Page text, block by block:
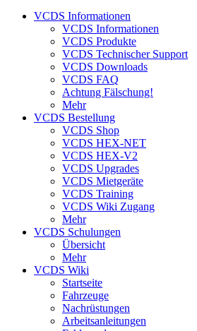
VCDS Informationen
VCDS Informationen
VCDS Produkte
VCDS Technischer Support
VCDS Downloads
VCDS FAQ
Achtung Fälschung!
Mehr
VCDS Bestellung
VCDS Shop
VCDS HEX-NET
VCDS HEX-V2
VCDS Upgrades
VCDS Mietgeräte
VCDS Training
VCDS Wiki Zugang
Mehr
VCDS Schulungen
Übersicht
Mehr
VCDS Wiki
Startseite
Fahrzeuge
Nachrüstungen
Arbeitsanleitungen